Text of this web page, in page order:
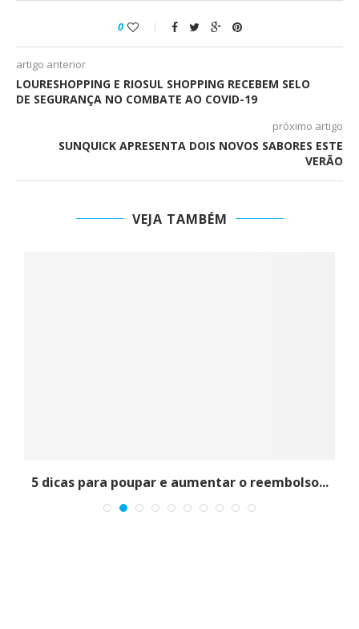
0
artigo anterior
LOURESHOPPING E RIOSUL SHOPPING RECEBEM SELO
DE SEGURANÇA NO COMBATE AO COVID-19
próximo artigo
SUNQUICK APRESENTA DOIS NOVOS SABORES ESTE
VERÃO
VEJA TAMBÉM
5 dicas para poupar e aumentar o reembolso...